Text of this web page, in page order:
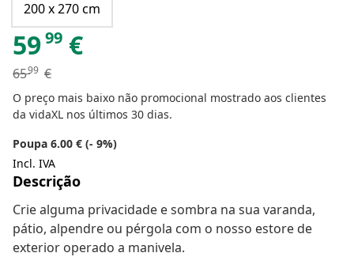
200 x 270 cm
5999 €
6599 €
O preço mais baixo não promocional mostrado aos clientes
da vidaXL nos últimos 30 dias.
Poupa 6.00 € (- 9%)
Incl. IVA
Descrição
Crie alguma privacidade e sombra na sua varanda,
pátio, alpendre ou pérgola com o nosso estore de
exterior operado a manivela.